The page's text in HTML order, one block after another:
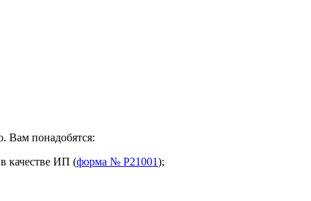
Вам понадобятся:
качестве ИП (форма № Р21001);